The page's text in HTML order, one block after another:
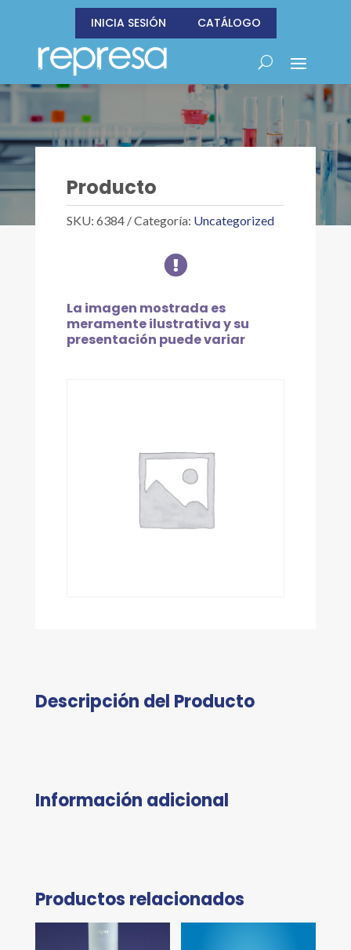
INICIA SESIÓN CATÁLOGO
Producto
SKU: 6384 Categoría: Uncategorized

La imagen mostrada es
meramente ilustrativa y su
presentación puede variar
Descripción del Producto
Información adicional
Productos relacionados